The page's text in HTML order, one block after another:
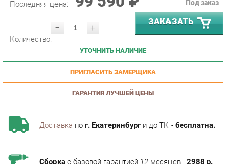
- ЗАКАЗАТЬ
УТОЧНИТЬ НАЛИЧИЕ
ПРИГЛАСИТЬ ЗАМЕРЩИКА
ГАРАНТИЯ ЛУЧШЕЙ ЦЕНЫ
Доставкапог. Екатеринбурги до ТК -бесплатна.